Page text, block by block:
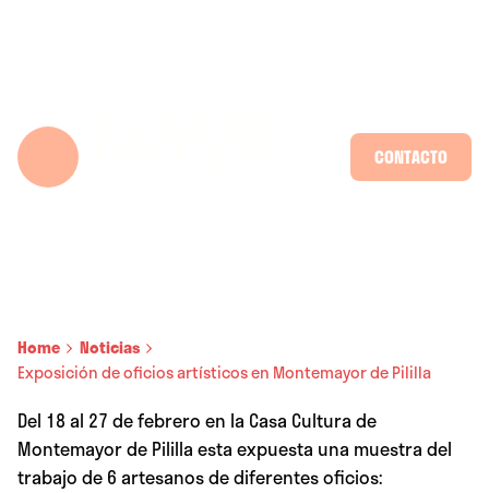
CONTACTO
Home
Noticias
Exposición de oficios artísticos en Montemayor de Pililla
Del 18 al 27 de febrero en la Casa Cultura de
Montemayor de Pililla esta expuesta una muestra del
trabajo de 6 artesanos de diferentes oficios: